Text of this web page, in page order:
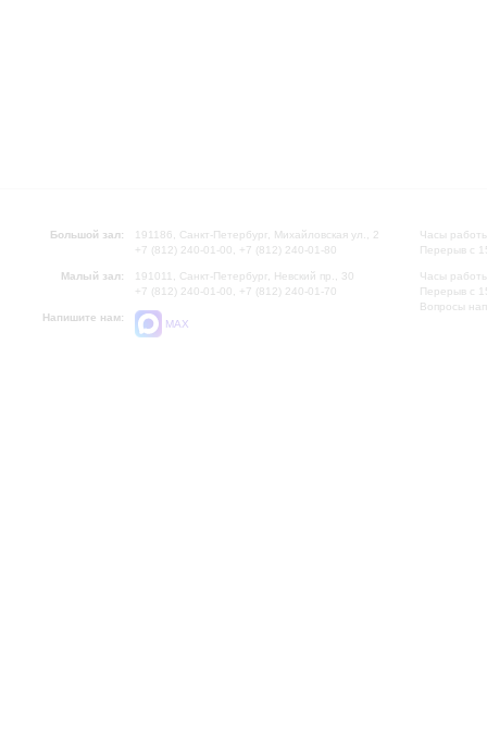
Большой зал:
191186, Санкт-Петербург, Михайловская ул., 2
+7 (812) 240-01-00, +7 (812) 240-01-80
Малый зал:
191011, Санкт-Петербург, Невский пр., 30
+7 (812) 240-01-00, +7 (812) 240-01-70
Напишите нам:
MAX
Часы
Перерыв с
Часы
Перерыв с
Вопросы